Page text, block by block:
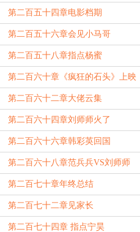
第二百五十四章电影档期
第二百五十六章会见小马哥
第二百五十八章指点杨蜜
第二百六十章《疯狂的石头》上映
第二百六十二章大佬云集
第二百六十四章刘师师火了
第二百六十六章韩彩英回国
第二百六十八章范兵兵VS刘师师
第二百七十章年终总结
第二百七十二章见家长
第二百七十四章 指点宁昊